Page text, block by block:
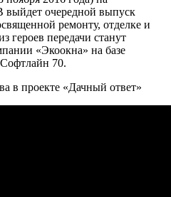
выйдет очередной выпуск
ремонту, отделке и
героев передачи станут
«Экоокна» на базе
70.